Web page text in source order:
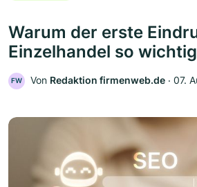
Warum der erste
Einzelhandel so
FW Von Redaktion firmenweb.de ‧ 07.